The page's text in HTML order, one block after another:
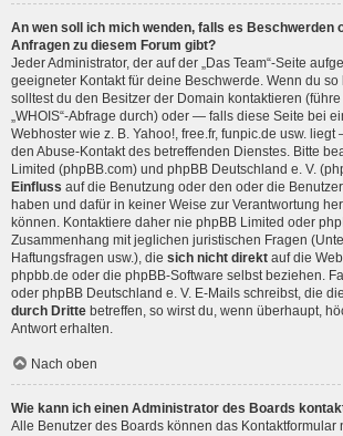
An wen soll ich mich wenden, falls es Beschwerden
Anfragen zu diesem Forum gibt?
Jeder Administrator, der auf der „Das Team“-Seite
geeigneter Kontakt für deine Beschwerde. Wenn du so
solltest du den Besitzer der Domain kontaktieren
„WHOIS“-Abfrage durch) oder — falls diese Seite bei
Webhoster wie z. B. Yahoo!, free.fr, funpic.de usw.
den Abuse-Kontakt des betreffenden Dienstes. Bitte
Limited (phpBB.com) und phpBB Deutschland e. V.
Einfluss auf die Benutzung oder den oder die
haben und dafür in keiner Weise zur Verantwortung
können. Kontaktiere daher nie phpBB Limited oder
Zusammenhang mit jeglichen juristischen Fragen
Haftungsfragen usw.), die sich nicht direkt auf die
phpbb.de oder die phpBB-Software selbst beziehen.
oder phpBB Deutschland e. V. E-Mails schreibst, die die
durch Dritte betreffen, so wirst du, wenn überhaupt,
Antwort erhalten.
Nach oben
Wie kann ich einen Administrator des Boards
Alle Benutzer des Boards können das Kontaktformular